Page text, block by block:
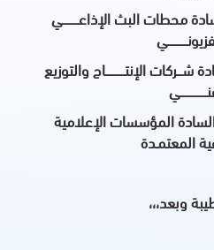
الإذاعـــــــــي
والتوزيع
المؤسسات الإعلامية
المعتمـدة
وبعد،،،